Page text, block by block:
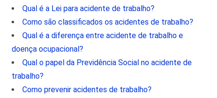
Qual é a Lei para acidente de trabalho?
Como são classificados os acidentes de trabalho?
Qual é a diferença entre acidente de trabalho e
doença ocupacional?
Qual o papel da Previdência Social no acidente de
trabalho?
Como prevenir acidentes de trabalho?